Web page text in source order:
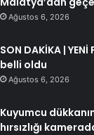
Ağustos 6, 2026
SON DAKİKA |
belli oldu
Ağustos 6, 2026
Kuyumcu
hırsızlığı